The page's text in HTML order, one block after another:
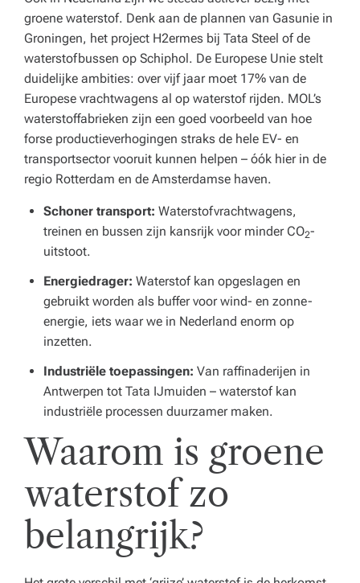
groene waterstof. Denk aan de plannen van Gasunie in
Groningen, het project H2ermes bij Tata Steel of de
waterstofbussen op Schiphol. De Europese Unie stelt
duidelijke ambities: over vijf jaar moet 17% van de
Europese vrachtwagens al op waterstof rijden. MOL’s
waterstoffabrieken zijn een goed voorbeeld van hoe
forse productieverhogingen straks de hele EV- en
transportsector vooruit kunnen helpen – óók hier in de
regio Rotterdam en de Amsterdamse haven.
Schoner transport: Waterstofvrachtwagens,
treinen en bussen zijn kansrijk voor minder CO2-
uitstoot.
Energiedrager: Waterstof kan opgeslagen en
gebruikt worden als buffer voor wind- en zonne-
energie, iets waar we in Nederland enorm op
inzetten.
Industriële toepassingen: Van raffinaderijen in
Antwerpen tot Tata IJmuiden – waterstof kan
industriële processen duurzamer maken.
Waarom is groene
waterstof zo
belangrijk?